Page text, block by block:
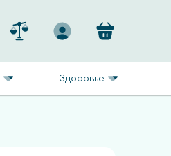
Здоровье